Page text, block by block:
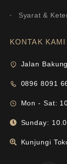
Syarat &
KONTAK KAMI
Jalan
0896 8091
Mon - Sat:
Sunday:
Kunjungi